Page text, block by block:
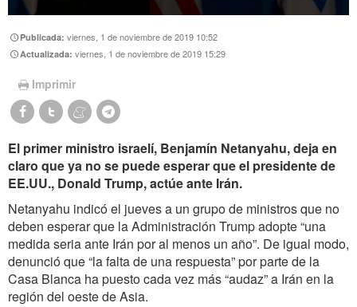
Publicada:viernes, 1 de noviembre de 2019 10:52
Actualizada:viernes, 1 de noviembre de 2019 15:29
Imprimir
El primer ministro israelí, Benjamín Netanyahu, deja en
claro que ya no se puede esperar que el presidente de
EE.UU., Donald Trump, actúe ante Irán.
Netanyahu indicó el jueves a un grupo de ministros que no
deben esperar que la Administración Trump adopte “una
medida seria ante Irán por al menos un año”. De igual modo,
denunció que “la falta de una respuesta” por parte de la
Casa Blanca ha puesto cada vez más “audaz” a Irán en la
región del oeste de Asia.